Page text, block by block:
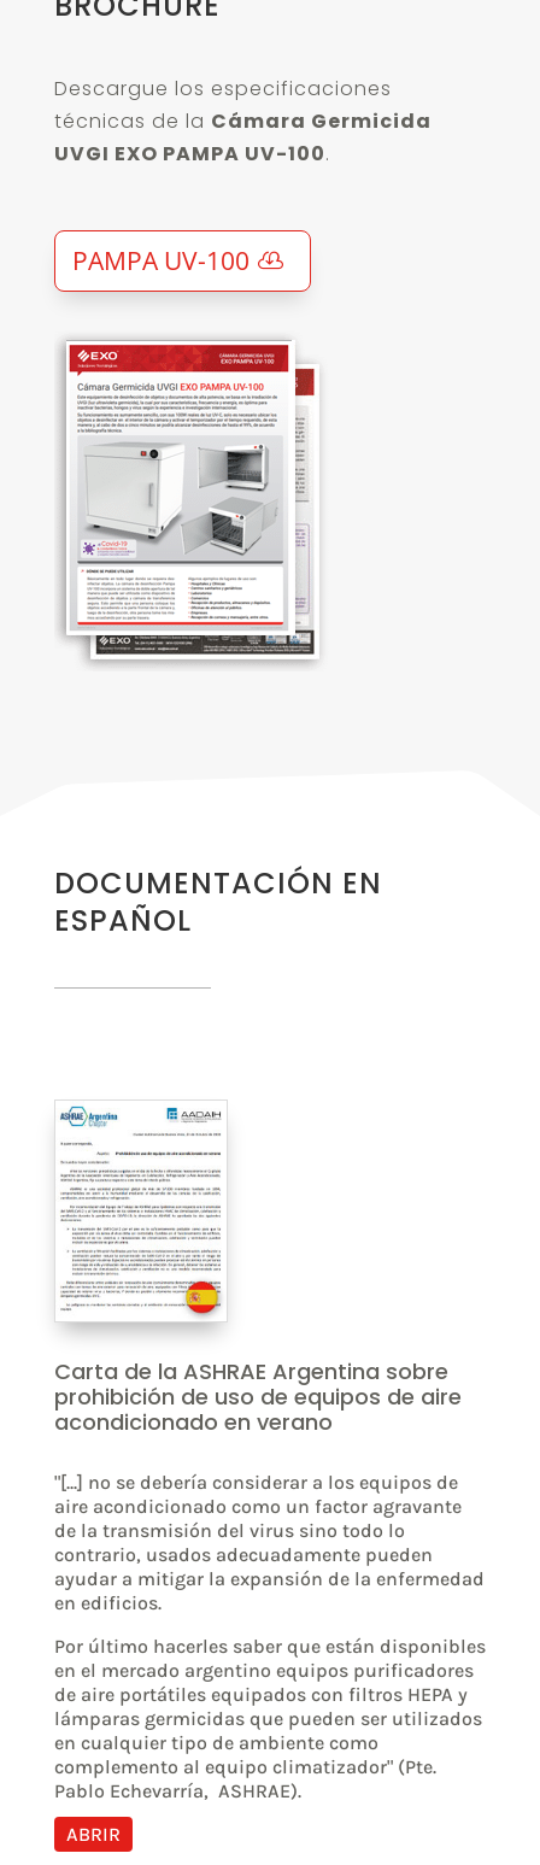
Descargue los especificaciones
técnicas de la Cámara Germicida
UVGI EXO PAMPA UV-100.
PAMPA UV-100
DOCUMENTACIÓN EN
ESPAÑOL
Carta de la ASHRAE Argentina sobre
prohibición de uso de equipos de aire
acondicionado en verano
"[...] no se debería considerar a los equipos de
aire acondicionado como un factor agravante
de la transmisión del virus sino todo lo
contrario, usados adecuadamente pueden
ayudar a mitigar la expansión de la enfermedad
en edificios.
Por último hacerles saber que están disponibles
en el mercado argentino equipos purificadores
de aire portátiles equipados con filtros HEPA y
lámparas germicidas que pueden ser utilizados
en cualquier tipo de ambiente como
complemento al equipo climatizador" (Pte.
Pablo Echevarría, ASHRAE).
ABRIR